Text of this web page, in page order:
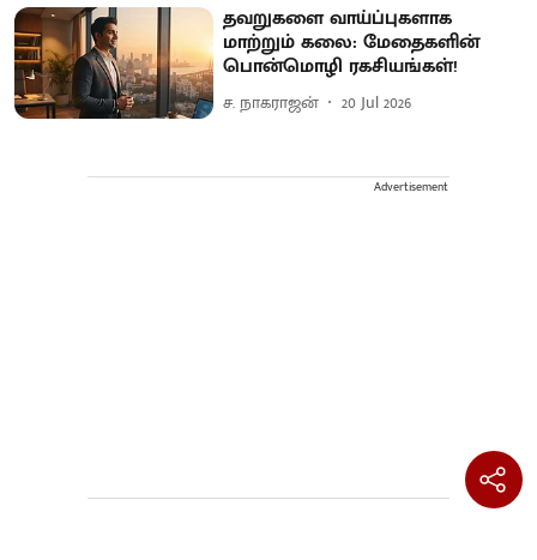
தவறுகளை வாய்ப்புகளாக
மாற்றும் கலை: மேதைகளின்
பொன்மொழி ரகசியங்கள்!
ச. நாகராஜன் 20 Jul 2026
Advertisement